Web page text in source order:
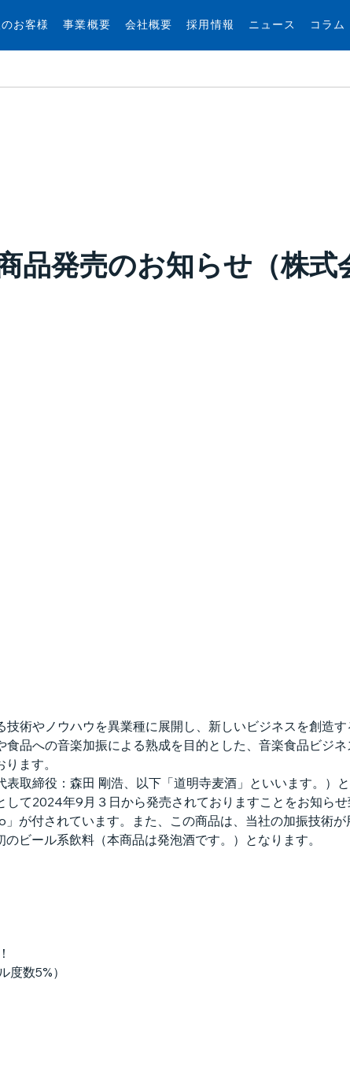
お客様 事業概要 会社概要 採用情報 ニュース コラム
品発売のお知らせ（株式
術やノウハウを異業種に展開し、新しいビジネスを創造す
品への音楽加振による熟成を目的とした、音楽食品ビジネ
ます。
取締役：森田 剛浩、以下「道明寺麦酒」といいます。）
て2024年9月３日から発売されておりますことをお知らせ
付されています。また、この商品は、当社の加振技術が
ビール系飲料（本商品は発泡酒です。）となります。
数5%）